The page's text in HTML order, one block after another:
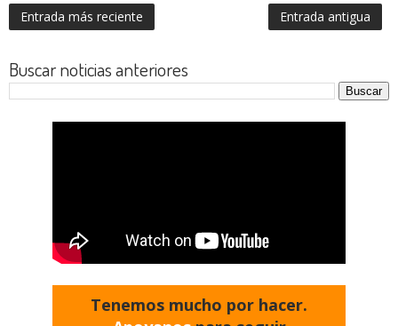
Entrada más reciente Entrada antigua
Buscar noticias anteriores
Tenemos mucho por hacer.